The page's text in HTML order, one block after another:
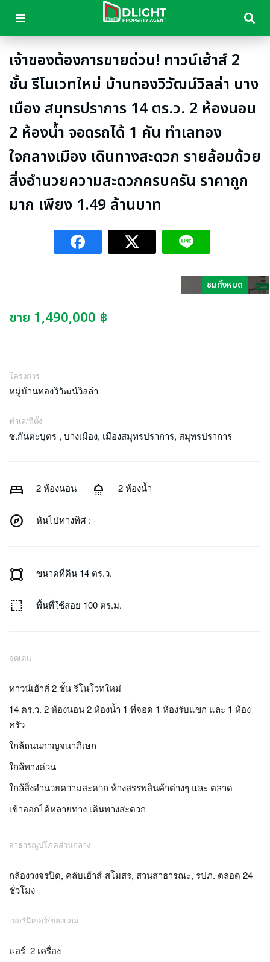
เจ้าของต้องการขายด่วน! ทาวน์เฮ้าส์ 2
ชั้น รีโนเวทใหม่ บ้านทองวิวัฒน์วิลล่า บาง
เมือง สมุทรปราการ 14 ตร.ว. 2 ห้องนอน
2 ห้องน้ำ จอดรถได้ 1 คัน ทำเลทอง
ใจกลางเมือง เดินทางสะดวก รายล้อมด้วย
สิ่งอำนวยความสะดวกครบครัน ราคาถูก
มาก เพียง 1.49 ล้านบาท
ชมทั้งหมด
ขาย 1,490,000 ฿
โครงการ
หมู่บ้านทองวิวัฒน์วิลล่า
ทำเล/ที่ตั้ง
ซ.กันตะบุตร , บางเมือง, เมืองสมุทรปราการ, สมุทรปราการ
bed 2 ห้องนอน shower 2 ห้องน้ำ
explore หันไปทางทิศ : -
activity_zone ขนาดที่ดิน 14 ตร.ว.
resize พื้นที่ใช้สอย 100 ตร.ม.
จุดเด่น
ทาวน์เฮ้าส์ 2 ชั้น รีโนโวทใหม่
14 ตร.ว. 2 ห้องนอน 2 ห้องน้ำ 1 ที่จอด 1 ห้องรับแขก และ 1 ห้อง
ครัว
ใกล้ถนนกาญจนาภิเษก
ใกล้ทางด่วน
ใกล้สิ่งอำนวยความสะดวก ห้างสรรพสินค้าต่างๆ และ ตลาด
เข้าออกได้หลายทาง เดินทางสะดวก
สาธารณูปโภคส่วนกลาง
กล้องวงจรปิด, คลับเฮ้าส์-สโมสร, สวนสาธารณะ, รปภ. ตลอด 24
ชั่วโมง
เฟอร์นิเจอร์/ของแถม
แอร์ 2 เครื่อง